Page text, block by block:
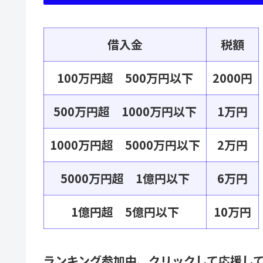
借入金
税額
100万円超 500万円以下
2000円
500万円超 1000万円以下
1万円
1000万円超 5000万円以下
2万円
5000万円超 1億円以下
6万円
1億円超 5億円以下
10万円